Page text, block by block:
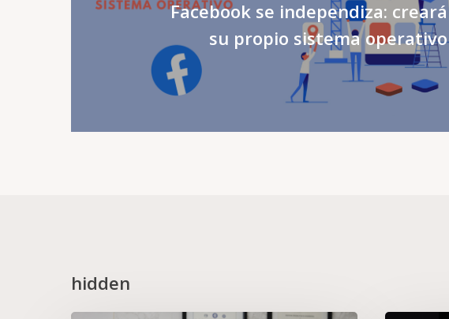
Facebook se independiza: creará
su propio sistema operativo
hidden